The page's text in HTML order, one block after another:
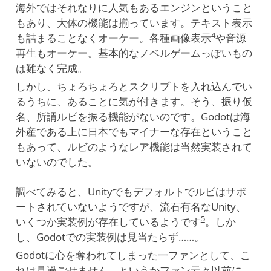
海外ではそれなりに人気もあるエンジンということ
もあり、大体の機能は揃っています。テキスト表示
も詰まることなくオーケー。各種画像表示4や音源
再生もオーケー。基本的なノベルゲームっぽいもの
は難なく完成。
しかし、ちょろちょろとスクリプトを入れ込んでい
るうちに、あることに気が付きます。そう、振り仮
名、所謂ルビを振る機能がないのです。Godotは海
外産である上に日本でもマイナーな存在ということ
もあって、ルビのようなレア機能は当然実装されて
いないのでした。
調べてみると、Unityでもデフォルトでルビはサポ
ートされていないようですが、流石有名なUnity、
いくつか実装例が存在しているようです5。しか
し、Godotでの実装例は見当たらず……。
Godotに心を奪われてしまった一ファンとして、こ